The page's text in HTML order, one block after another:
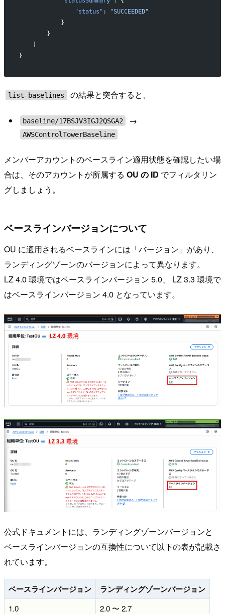
                "status"
:
"SUCCEEDED"
            }
        }
    ]
}
list-baselines の結果と突合すると、
baseline/17BSJV3IGJ2QSGA2 →
AWSControlTowerBaseline
メンバーアカウントのベースライン適用状態を確認したい場
合は、そのアカウントが所属する OU の ID でフィルタリン
グしましょう。
ベースラインバージョンについて
OU に適用されるベースラインには「バージョン」があり、
ランディングゾーンのバージョンによって異なります。
LZ 4.0 環境ではベースラインバージョン 5.0、 LZ 3.3 環境で
はベースラインバージョン 4.0 となっています。
公式ドキュメントには、ランディングゾーンバージョンと
ベースラインバージョンの互換性について以下の表が記載さ
れています。
ベースラインバージョン ランディングゾーンバージョン
1.0
2.0 〜 2.7